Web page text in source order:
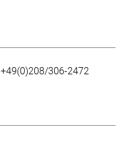
+49(0)208/306-2472